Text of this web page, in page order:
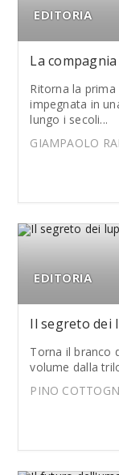
EDITORIA
La
Ritorna la
impegnata in
lungo i secoli...
GIAMPAOLO
EDITORIA
Il segreto dei
Torna il branco
volume dalla
PINO